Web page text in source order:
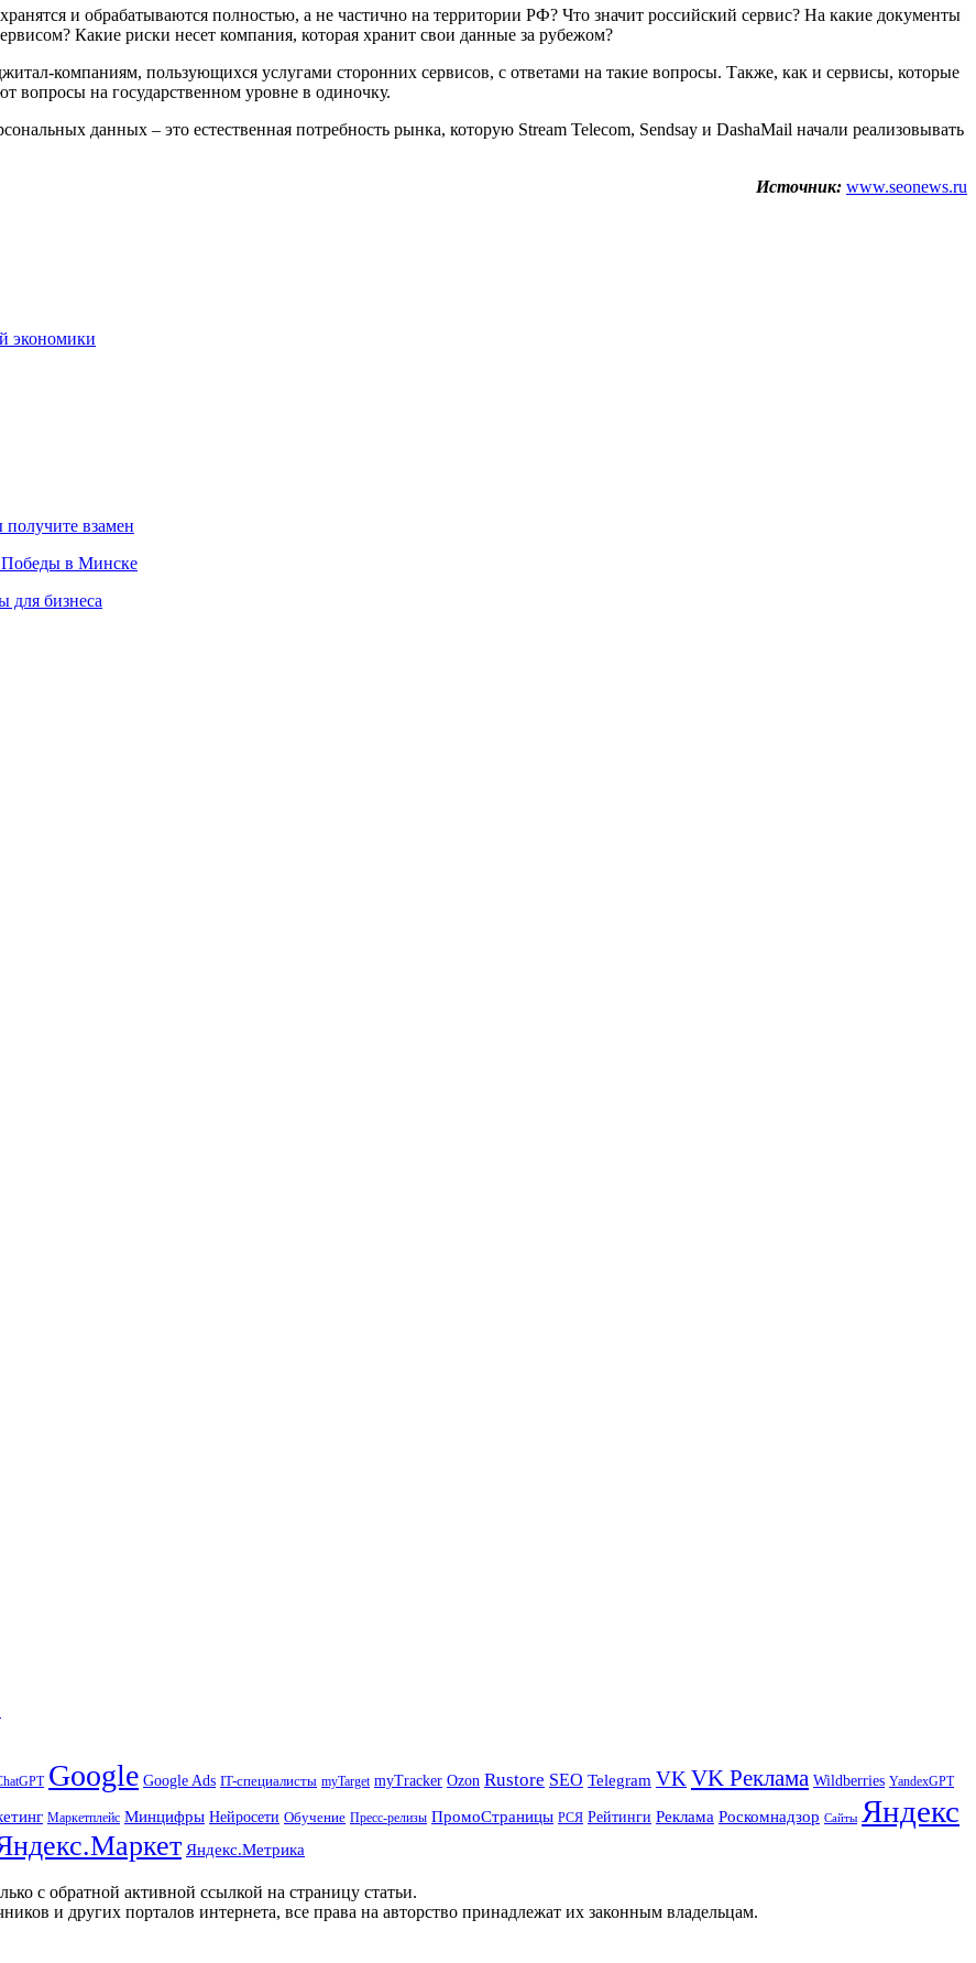
и обрабатываются полностью, а не частично на территории РФ? Что значит российский сервис? На какие документы
Какие риски несет компания, которая хранит свои данные за рубежом?
компаниям, пользующихся услугами сторонних сервисов, с ответами на такие вопросы. Также, как и сервисы, которые
вопросы на государственном уровне в одиночку.
данных – это естественная потребность рынка, которую Stream Telecom, Sendsay и DashaMail начали реализовывать
Источник: www.seonews.ru
экономики
взамен
Победы в Минске
для бизнеса
Google Google Ads IT-специалисты myTarget myTracker Ozon Rustore SEO Telegram VK VK Реклама Wildberries YandexGPT
Маркетплейс Минцифры Нейросети Обучение Пресс-релизы ПромоСтраницы РСЯ Рейтинги Реклама Роскомнадзор Сайты Яндекс
Яндекс.Метрика
с обратной активной ссылкой на страницу статьи.
и других порталов интернета, все права на авторство принадлежат их законным владельцам.